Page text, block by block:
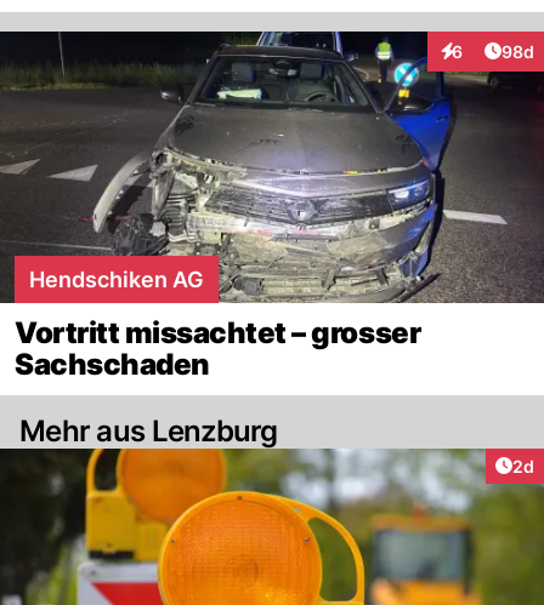
6
Interaktionen
98d
Hendschiken AG
Vortritt missachtet – grosser
Sachschaden
Mehr aus Lenzburg
2d